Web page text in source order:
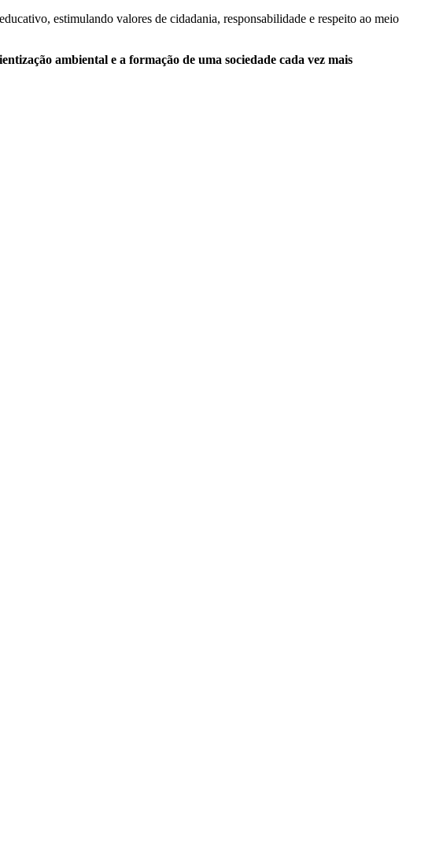
estimulando valores de cidadania, responsabilidade e respeito ao meio
ambiental e a formação de uma sociedade cada vez mais